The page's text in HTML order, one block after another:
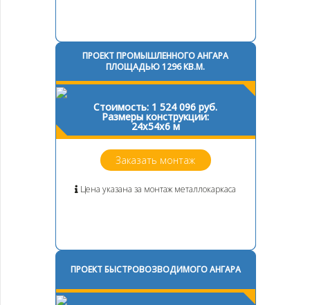
ПРОЕКТ ПРОМЫШЛЕННОГО АНГАРА
ПЛОЩАДЬЮ 1296 КВ.М.
Стоимость: 1 524 096 руб.
Размеры конструкции:
24х54х6 м
Заказать монтаж
Цена указана за монтаж металлокаркаса
ПРОЕКТ БЫСТРОВОЗВОДИМОГО АНГАРА